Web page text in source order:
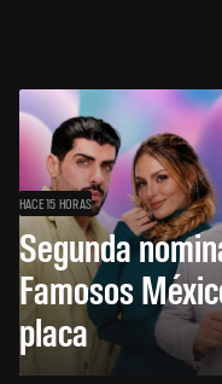
HACE 15 HORAS
Segunda
Famosos
placa